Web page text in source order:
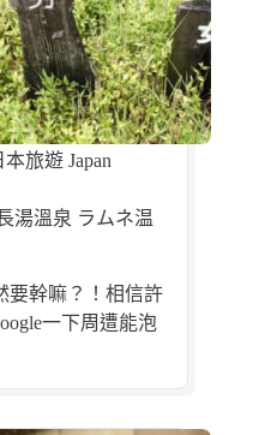
本旅遊 Japan
湯溫泉 ラムネ温
要幹嘛？！相信許
一下周遭能泡